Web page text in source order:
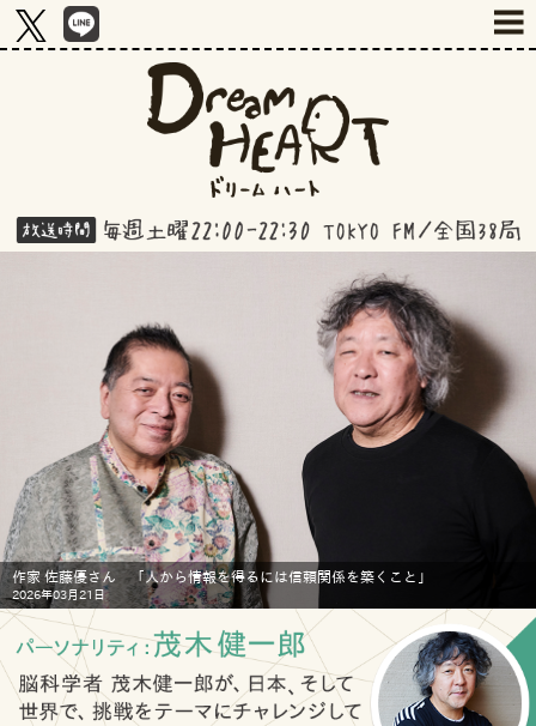
作家 佐藤優さん 「人から情報を得るには信頼関係を築くこと」
2026年03月21日